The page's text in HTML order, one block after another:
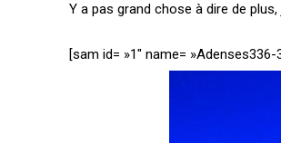
Y a pas grand chose à dire de
[sam id= »1″ name= »Adenses336-